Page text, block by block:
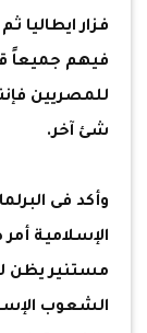
فزار ايطاليا
فيهم جميعاً
للمصريين
شئ آخر.
وأكد فى
الإسلامية
مستنير يظن
الشعوب